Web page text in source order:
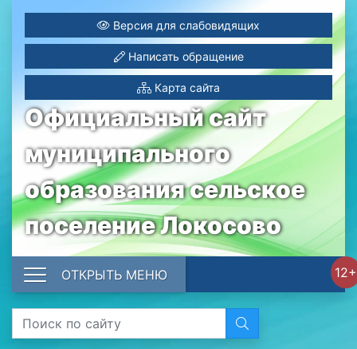
Официальный сайт
муниципального
образования сельское
поселение Локосово
Версия для слабовидящих
Написать обращение
Карта сайта
12+
ОТКРЫТЬ МЕНЮ